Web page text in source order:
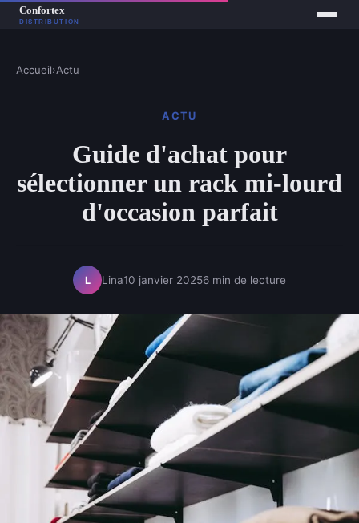
Accueil›Actu
ACTU
Guide d'achat pour
sélectionner un rack mi-lourd
d'occasion parfait
L Lina10 janvier 20256 min de lecture